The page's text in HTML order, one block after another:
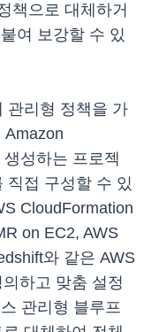
책으로 대체하거
여 보강할 수 있
관리형 정책을 가
Amazon
성하는 프로젝
직접 구성할 수 있
CloudFormation
on EC2, AWS
와 같은 AWS
하고 맞춤 설정
관리형 블루프